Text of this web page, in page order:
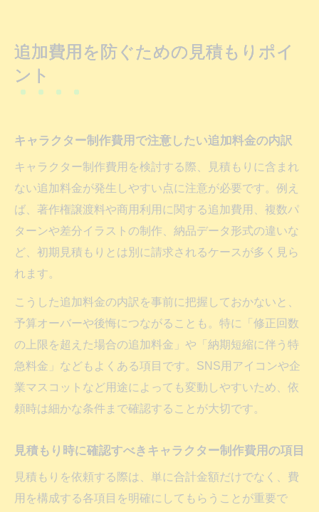
追加費用を防ぐための見積もりポイ
ント
キャラクター制作費用で注意したい追加料金の内訳
キャラクター制作費用を検討する際、見積もりに含まれ
ない追加料金が発生しやすい点に注意が必要です。例え
ば、著作権譲渡料や商用利用に関する追加費用、複数パ
ターンや差分イラストの制作、納品データ形式の違いな
ど、初期見積もりとは別に請求されるケースが多く見ら
れます。
こうした追加料金の内訳を事前に把握しておかないと、
予算オーバーや後悔につながることも。特に「修正回数
の上限を超えた場合の追加料金」や「納期短縮に伴う特
急料金」などもよくある項目です。SNS用アイコンや企
業マスコットなど用途によっても変動しやすいため、依
頼時は細かな条件まで確認することが大切です。
見積もり時に確認すべきキャラクター制作費用の項目
見積もりを依頼する際は、単に合計金額だけでなく、費
用を構成する各項目を明確にしてもらうことが重要で